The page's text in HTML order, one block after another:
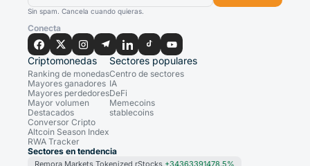
Sin spam. Cancela cuando quieras.
Conecta
Criptomonedas
Ranking de monedas
Mayores ganadores
Mayores perdedores
Mayor volumen
Destacados
Conversor Cripto
Altcoin Season Index
RWA Tracker
Sectores populares
Centro de sectores
IA
DeFi
Memecoins
stablecoins
Sectores en tendencia
Remora Markets Tokenized rStocks +34363391478.5%